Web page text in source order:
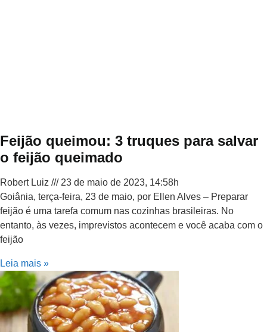
Feijão queimou: 3 truques para salvar
o feijão queimado
Robert Luiz
23 de maio de 2023, 14:58h
Goiânia, terça-feira, 23 de maio, por Ellen Alves – Preparar
feijão é uma tarefa comum nas cozinhas brasileiras. No
entanto, às vezes, imprevistos acontecem e você acaba com o
feijão
Leia mais »